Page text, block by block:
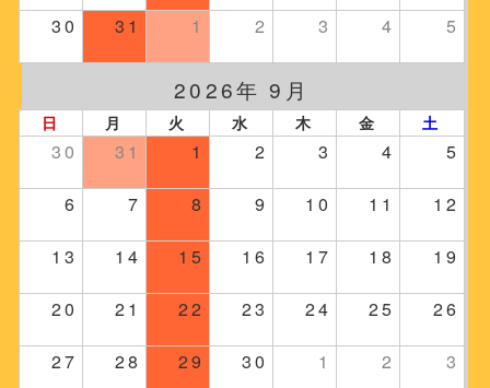
30 31 1 2 3 4 5
2026年 9月
日 月 火 水 木 金 土
30 31 1 2 3 4 5
6 7 8 9 10 11 12
13 14 15 16 17 18 19
20 21 22 23 24 25 26
27 28 29 30 1 2 3